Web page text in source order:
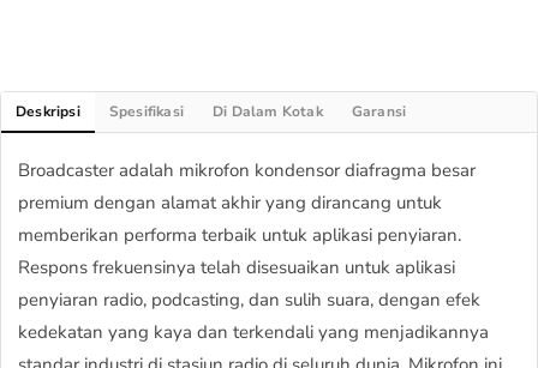
Deskripsi Spesifikasi Di Dalam Kotak Garansi
Broadcaster adalah mikrofon kondensor diafragma besar
premium dengan alamat akhir yang dirancang untuk
memberikan performa terbaik untuk aplikasi penyiaran.
Respons frekuensinya telah disesuaikan untuk aplikasi
penyiaran radio, podcasting, dan sulih suara, dengan efek
kedekatan yang kaya dan terkendali yang menjadikannya